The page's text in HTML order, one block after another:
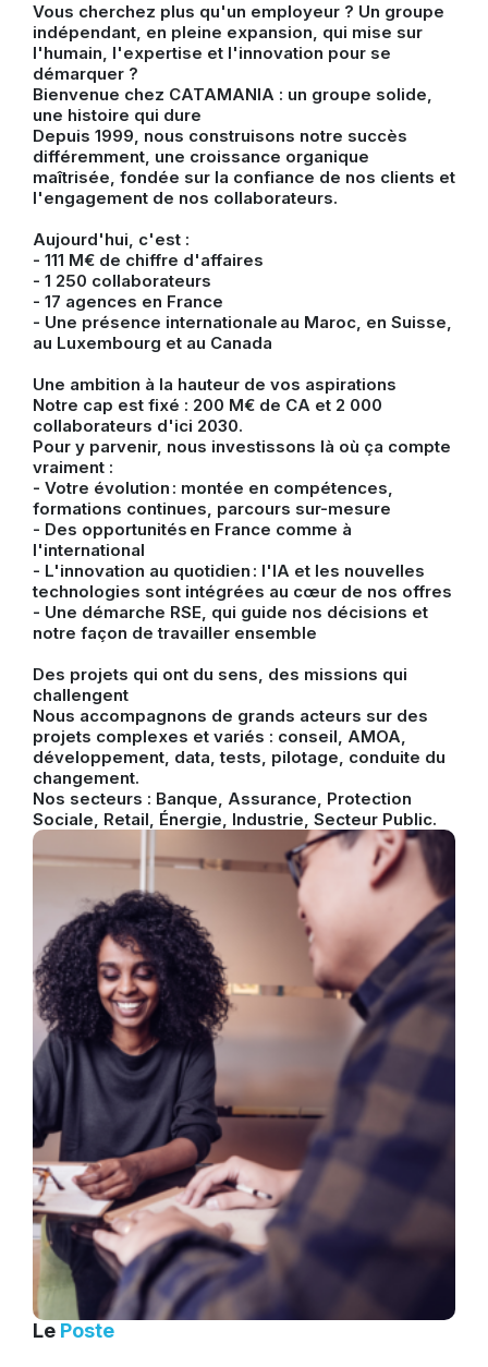
Vous cherchez plus qu'un employeur ? Un groupe
indépendant, en pleine expansion, qui mise sur
l'humain, l'expertise et l'innovation pour se
démarquer ?
Bienvenue chez CATAMANIA : un groupe solide,
une histoire qui dure
Depuis 1999, nous construisons notre succès
différemment, une croissance organique
maîtrisée, fondée sur la confiance de nos clients et
l'engagement de nos collaborateurs.
Aujourd'hui, c'est :
- 111 M€ de chiffre d'affaires
- 1 250 collaborateurs
- 17 agences en France
- Une présence internationale au Maroc, en Suisse,
au Luxembourg et au Canada
Une ambition à la hauteur de vos aspirations
Notre cap est fixé : 200 M€ de CA et 2 000
collaborateurs d'ici 2030.
Pour y parvenir, nous investissons là où ça compte
vraiment :
- Votre évolution : montée en compétences,
formations continues, parcours sur-mesure
- Des opportunités en France comme à
l'international
- L'innovation au quotidien : l'IA et les nouvelles
technologies sont intégrées au cœur de nos offres
- Une démarche RSE, qui guide nos décisions et
notre façon de travailler ensemble
Des projets qui ont du sens, des missions qui
challengent
Nous accompagnons de grands acteurs sur des
projets complexes et variés : conseil, AMOA,
développement, data, tests, pilotage, conduite du
changement.
Nos secteurs : Banque, Assurance, Protection
Sociale, Retail, Énergie, Industrie, Secteur Public.
Le Poste